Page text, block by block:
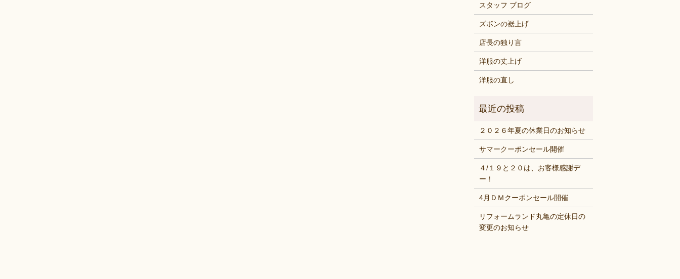
スタッフ ブログ
ズボンの裾上げ
店長の独り言
洋服の丈上げ
洋服の直し
２０２６年夏の休業日のお知らせ
サマークーポンセール開催
４/１９と２０は、お客様感謝デ
ー！
4月ＤＭクーポンセール開催
リフォームランド丸亀の定休日の
変更のお知らせ